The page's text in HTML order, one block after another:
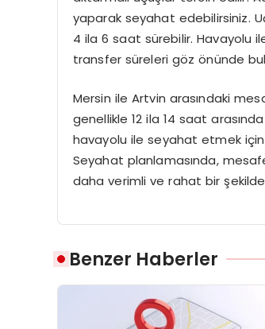
yaparak seyahat edebilirsiniz.
4 ila 6 saat sürebilir. Havayolu
transfer süreleri göz önünde
Mersin ile Artvin arasındaki
genellikle 12 ila 14 saat
havayolu ile seyahat etmek
Seyahat planlamasında,
daha verimli ve rahat bir
Benzer Haberler